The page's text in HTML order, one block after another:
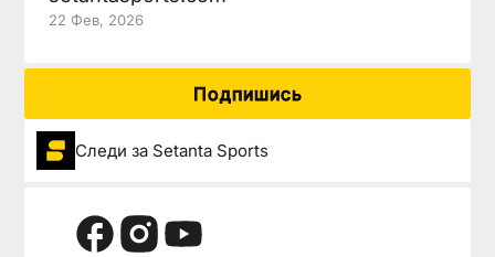
22 Фев, 2026
Подпишись
Следи за Setanta Sports